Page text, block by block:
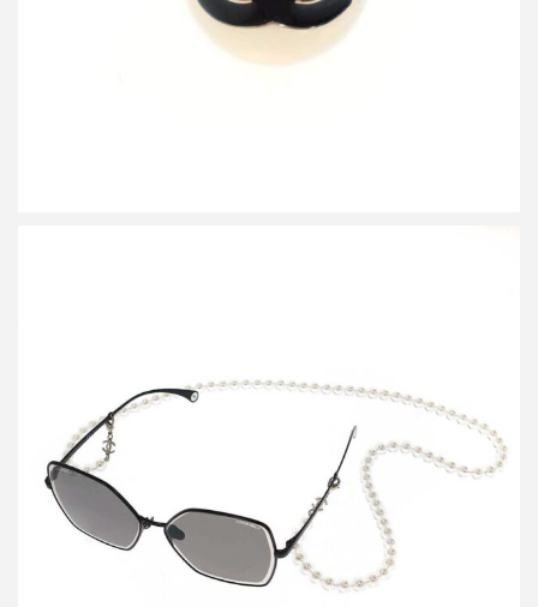
シャネル 4262 パールコード バタフライフレームサングラス